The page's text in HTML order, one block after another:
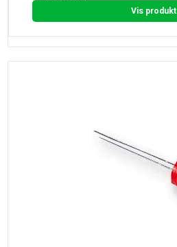
Vis produkt